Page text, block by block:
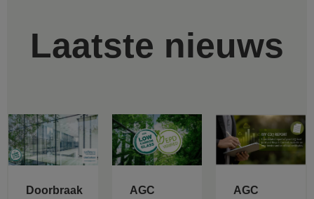
Laatste nieuws
Doorbraak
AGC
AGC